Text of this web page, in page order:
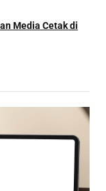
Media Cetak di